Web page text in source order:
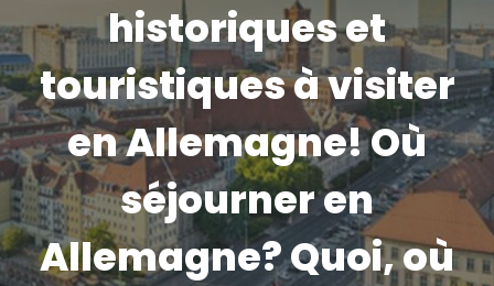
historiques et
touristiques à visiter
en Allemagne! Où
séjourner en
Allemagne? Quoi, où